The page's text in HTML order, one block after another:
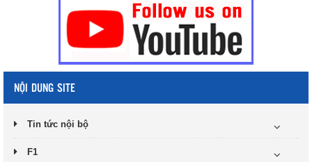
NỘI DUNG SITE
Tin tức nội bộ
F1